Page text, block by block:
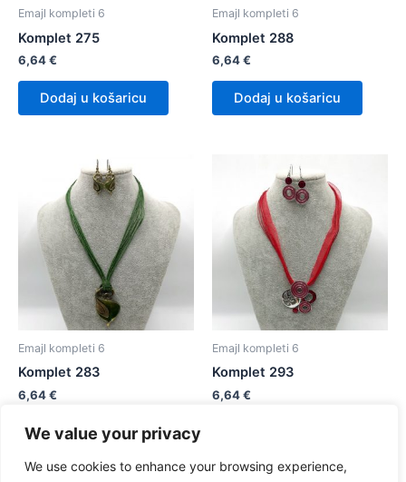
We value your privacy
We use cookies to enhance your browsing experience,
Emajl kompleti 6
Komplet 275
6,64€
Dodaj u košaricu
Emajl kompleti 6
Komplet 288
6,64€
Dodaj u košaricu
Emajl kompleti 6
Komplet 283
6,64€
Dodaj u košaricu
Emajl kompleti 6
Komplet 293
6,64€